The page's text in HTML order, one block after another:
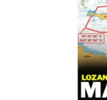
Yunan
200
endişe